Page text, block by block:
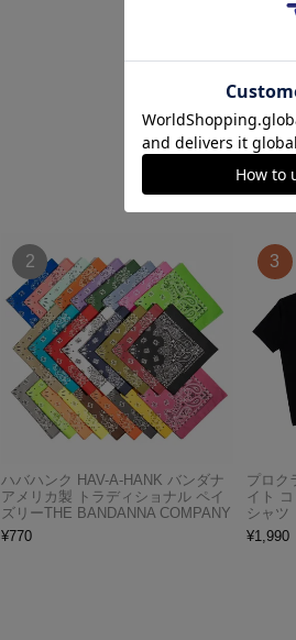
カ
ハバハンク HAV-A-HANK バンダナ
アメリカ製 トラディショナル ペイ
ズリーTHE BANDANNA COMPANY
¥770
プロク
イト
シャツ
¥1,990